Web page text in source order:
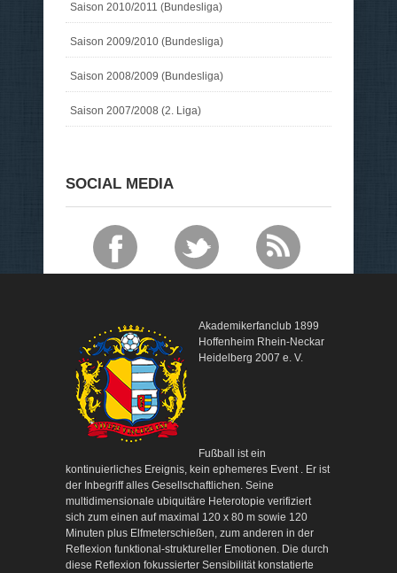
Saison 2010/2011 (Bundesliga)
Saison 2009/2010 (Bundesliga)
Saison 2008/2009 (Bundesliga)
Saison 2007/2008 (2. Liga)
SOCIAL MEDIA
Akademikerfanclub 1899
Hoffenheim Rhein-Neckar
Heidelberg 2007 e. V.
Fußball ist ein
kontinuierliches Ereignis, kein ephemeres Event . Er ist
der Inbegriff alles Gesellschaftlichen. Seine
multidimensionale ubiquitäre Heterotopie verifiziert
sich zum einen auf maximal 120 x 80 m sowie 120
Minuten plus Elfmeterschießen, zum anderen in der
Reflexion funktional-struktureller Emotionen. Die durch
diese Reflexion fokussierter Sensibilität konstatierte